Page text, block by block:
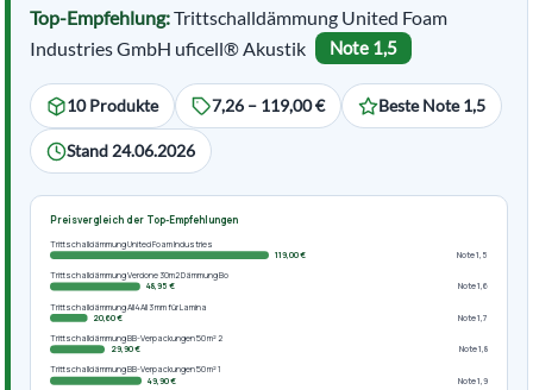
Top-Empfehlung:Trittschalldämmung United Foam
Industries GmbH uficell® Akustik
Note 1,5
10 Produkte 7,26 – 119,00 € Beste Note 1,5
Stand 24.06.2026
Preisvergleich der Top-Empfehlungen
Trittschalldämmung United Foam Industries
119,00 €
Note 1,5
Trittschalldämmung Verdone 30m2 Dämmung Bo
48,95 €
Note 1,6
Trittschalldämmung All4All 3 mm für Lamina
20,60 €
Note 1,7
Trittschalldämmung BB-Verpackungen 50 m² 2
29,90 €
Note 1,8
Trittschalldämmung BB-Verpackungen 50 m² 1
49,90 €
Note 1,9